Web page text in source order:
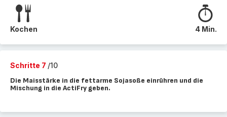
Kochen 4 Min.
Schritte 7 /10
Die Maisstärke in die fettarme Sojasoße einrühren und die
Mischung in die ActiFry geben.